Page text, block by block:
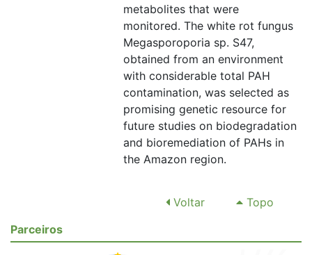
metabolites that were
monitored. The white rot fungus
Megasporoporia sp. S47,
obtained from an environment
with considerable total PAH
contamination, was selected as
promising genetic resource for
future studies on biodegradation
and bioremediation of PAHs in
the Amazon region.
Voltar
Topo
Parceiros